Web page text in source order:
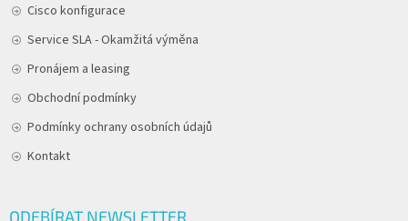
Cisco konfigurace
Service SLA - Okamžitá výměna
Pronájem a leasing
Obchodní podmínky
Podmínky ochrany osobních údajů
Kontakt
ODEBÍRAT NEWSLETTER